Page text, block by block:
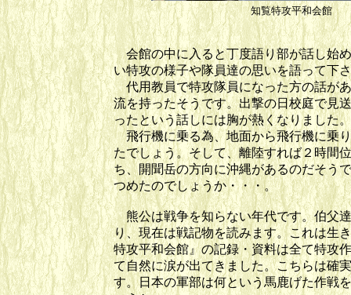
知覧特攻平和会館 特
会館の中に入ると丁度語り部が話し始
い特攻の様子や隊員達の思いを語って下
代用教員で特攻隊員になった方の話が
流を持ったそうです。出撃の日校庭で見
ったという話しには胸が熱くなりました。
飛行機に乗る為、地面から飛行機に乗
たでしょう。そして、離陸すれば２時間
ち、開聞岳の方向に沖縄があるのだそう
つめたのでしょうか・・・。
熊公は戦争を知らない年代です。伯父
り、現在は戦記物を読みます。これは生
特攻平和会館』の記録・資料は全て特攻
て自然に涙が出てきました。こちらは確
す。日本の軍部は何という馬鹿げた作戦